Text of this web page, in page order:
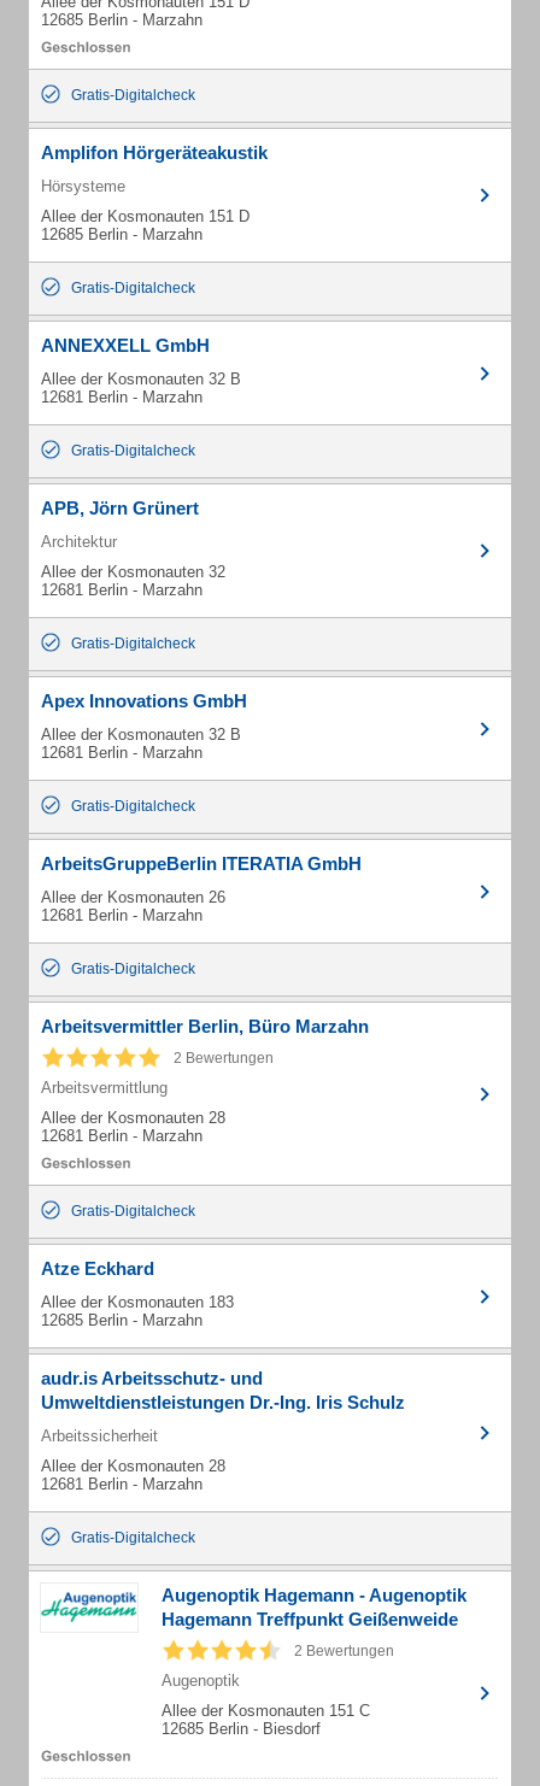
12685 Berlin - Marzahn
Gratis-Digitalcheck
Amplifon Hörgeräteakustik
Hörsysteme
Allee der Kosmonauten 151 D
12685 Berlin - Marzahn
Gratis-Digitalcheck
ANNEXXELL GmbH
Allee der Kosmonauten 32 B
12681 Berlin - Marzahn
Gratis-Digitalcheck
APB, Jörn Grünert
Architektur
Allee der Kosmonauten 32
12681 Berlin - Marzahn
Gratis-Digitalcheck
Apex Innovations GmbH
Allee der Kosmonauten 32 B
12681 Berlin - Marzahn
Gratis-Digitalcheck
ArbeitsGruppeBerlin ITERATIA GmbH
Allee der Kosmonauten 26
12681 Berlin - Marzahn
Gratis-Digitalcheck
Arbeitsvermittler Berlin, Büro Marzahn
2 Bewertungen
Arbeitsvermittlung
Allee der Kosmonauten 28
12681 Berlin - Marzahn
Gratis-Digitalcheck
Atze Eckhard
Allee der Kosmonauten 183
12685 Berlin - Marzahn
audr.is Arbeitsschutz- und
Umweltdienstleistungen Dr.-Ing. Iris Schulz
Arbeitssicherheit
Allee der Kosmonauten 28
12681 Berlin - Marzahn
Gratis-Digitalcheck
Augenoptik Hagemann - Augenoptik
Hagemann Treffpunkt Geißenweide
2 Bewertungen
Augenoptik
Allee der Kosmonauten 151 C
12685 Berlin - Biesdorf